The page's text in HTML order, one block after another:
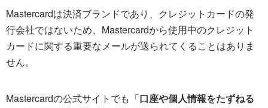
Mastercardは決済ブランドであり、クレジットカードの発
行会社ではないため、Mastercardから使用中のクレジット
カードに関する重要なメールが送られてくることはありま
せん。
Mastercardの公式サイトでも「口座や個人情報をたずねる